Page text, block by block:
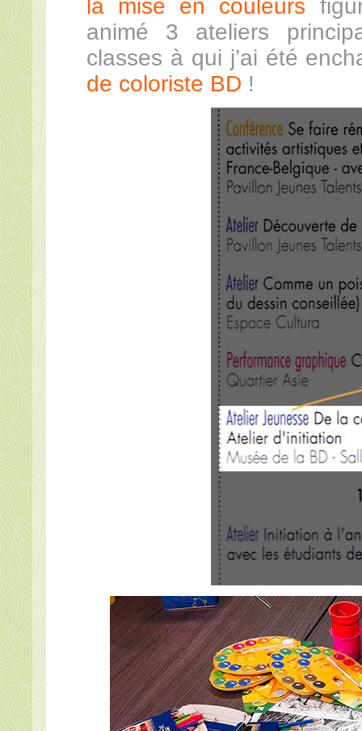
la mise en couleurs
animé 3 ateliers
classes à qui j’ai été
de coloriste BD !